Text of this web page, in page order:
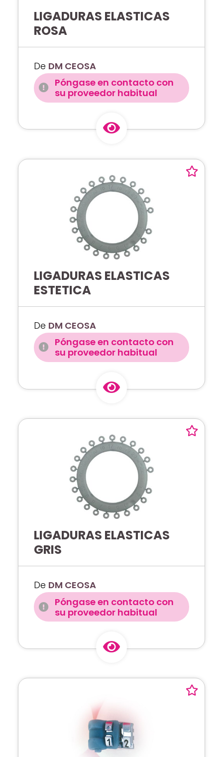
LIGADURAS ELASTICAS
ROSA
De DM CEOSA
Póngase en contacto con
su proveedor habitual
LIGADURAS ELASTICAS
ESTETICA
De DM CEOSA
Póngase en contacto con
su proveedor habitual
LIGADURAS ELASTICAS
GRIS
De DM CEOSA
Póngase en contacto con
su proveedor habitual